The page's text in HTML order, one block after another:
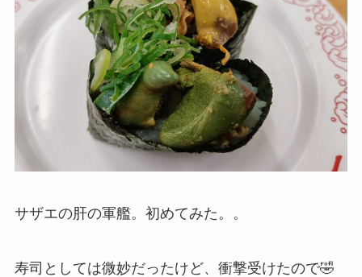
サザエの肝の軍艦。初めてみた。。
寿司としては微妙だったけど、衝撃受けたので🤣